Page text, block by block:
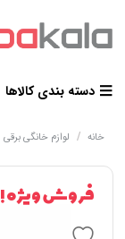
دسته بندی کالاها
خانه / لوازم خانگی برقی
فروش ویژه !